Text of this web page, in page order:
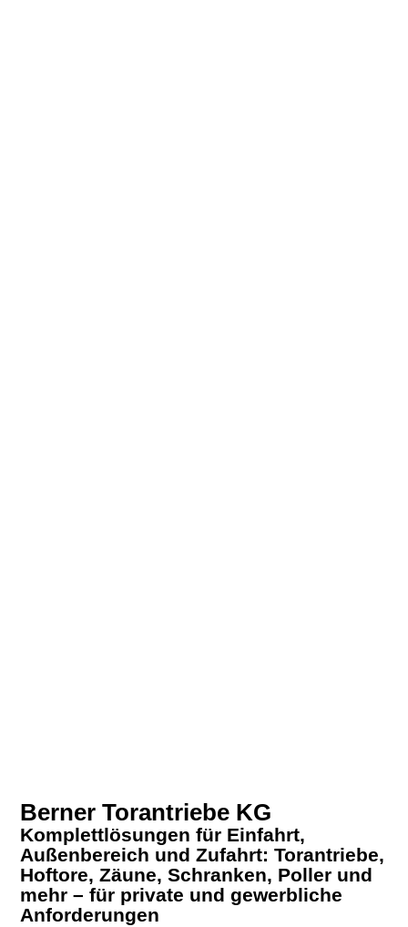
Berner Torantriebe KG
Komplettlösungen für Einfahrt,
Außenbereich und Zufahrt: Torantriebe,
Hoftore, Zäune, Schranken, Poller und
mehr – für private und gewerbliche
Anforderungen